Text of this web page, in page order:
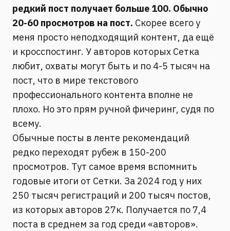
редкий пост получает больше 100. Обычно
20-60 просмотров на пост. Скорее всего у
меня просто неподходящий контент, да ещё
и кросспостинг. У авторов которых Сетка
любит, охваты могут быть и по 4-5 тысяч на
пост, что в мире текстового
профессионального контента вполне не
плохо. Но это прям ручной фичеринг, судя по
всему.
Обычные посты в ленте рекомендаций
редко переходят рубеж в 150-200
просмотров. Тут самое время вспомнить
годовые итоги от Сетки. За 2024 год у них
250 тысяч регистраций и 200 тысяч постов,
из которых авторов 27к. Получается по 7,4
поста в среднем за год среди «авторов».